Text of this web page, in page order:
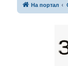
На портал